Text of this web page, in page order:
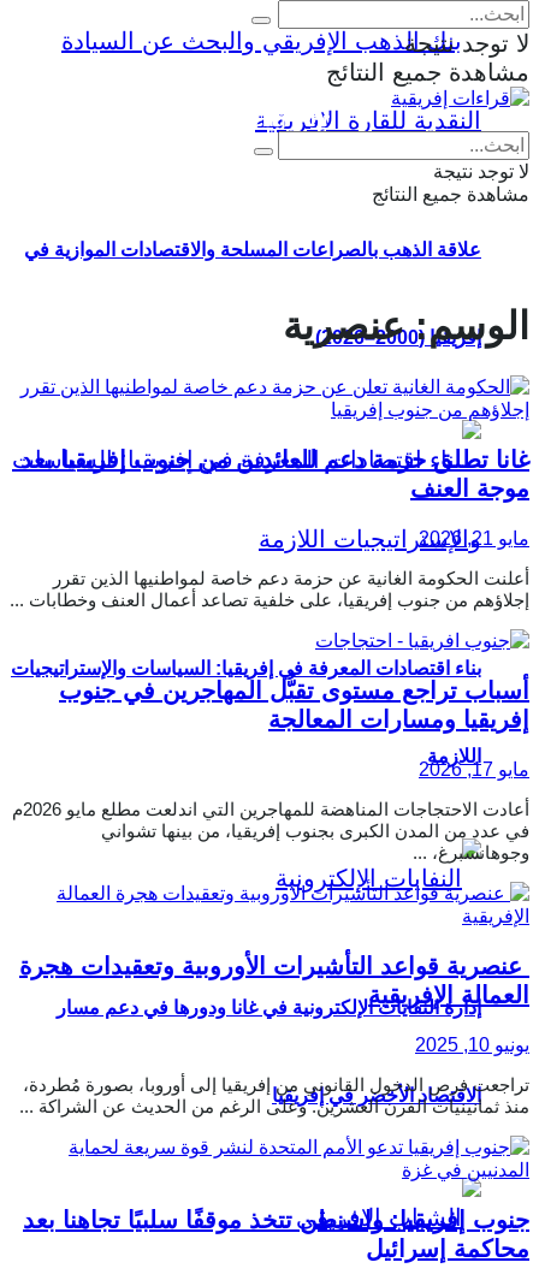
علاقة الذهب بالصراعات المسلحة والاقتصادات الموازية في
إفريقيا (2000–2026)
بناء اقتصادات المعرفة في إفريقيا: السياسات والإستراتيجيات
اللازمة
إدارة النفايات الإلكترونية في غانا ودورها في دعم مسار
الاقتصاد الأخضر في إفريقيا
لا توجد نتيجة
مشاهدة جميع النتائج
Eng Fr
لا توجد نتيجة
مشاهدة جميع النتائج
الوسم:عنصرية
غانا تطلق حزمة دعم للعائدين من جنوب إفريقيا بعد
موجة العنف
مايو 21, 2026
أعلنت الحكومة الغانية عن حزمة دعم خاصة لمواطنيها الذين تقرر
إجلاؤهم من جنوب إفريقيا، على خلفية تصاعد أعمال العنف وخطابات ...
أسباب تراجع مستوى تقبُّل المهاجرين في جنوب
إفريقيا ومسارات المعالجة
مايو 17, 2026
أعادت الاحتجاجات المناهضة للمهاجرين التي اندلعت مطلع مايو 2026م
في عدد من المدن الكبرى بجنوب إفريقيا، من بينها تشواني
وجوهانسبرغ، ...
عنصرية قواعد التأشيرات الأوروبية وتعقيدات هجرة
العمالة الإفريقية
يونيو 10, 2025
تراجعت فرص الدخول القانوني من إفريقيا إلى أوروبا، بصورة مُطردة،
منذ ثمانينيات القرن العشرين. وعلى الرغم من الحديث عن الشراكة ...
جنوب إفريقيا: واشنطن تتخذ موقفًا سلبيًا تجاهنا بعد
محاكمة إسرائيل